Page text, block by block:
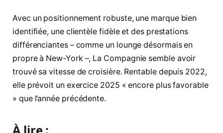
Avec un positionnement robuste, une marque bien
identifiée, une clientèle fidèle et des prestations
différenciantes – comme un lounge désormais en
propre à New-York –, La Compagnie semble avoir
trouvé sa vitesse de croisière. Rentable depuis 2022,
elle prévoit un exercice 2025 « encore plus favorable
» que l’année précédente.